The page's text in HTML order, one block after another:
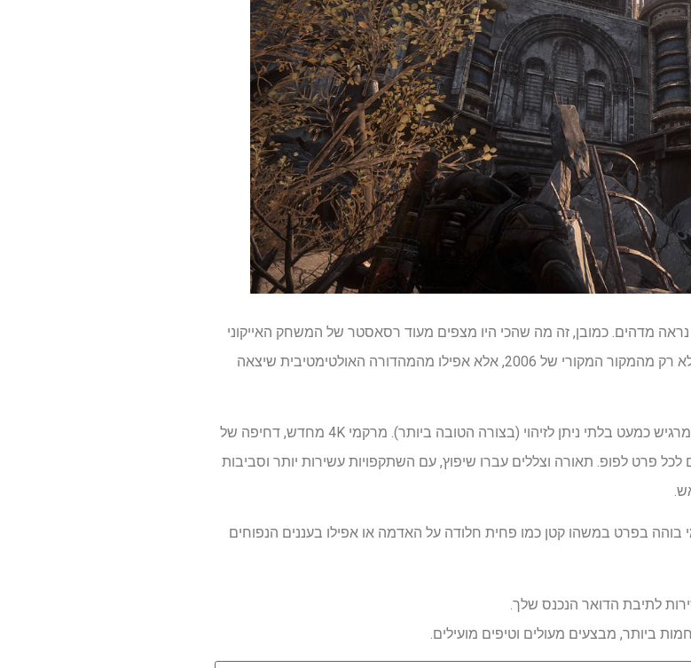
אני לא יכול להכחיש את Gears of War: Reloaded נראה מדהים. כמובן, זה מה שהכי היו מצפים מעוד רסאסטר של המשחק האייקוני
הזה, ואני יכול לומר בביטחון שזה צעד מובן מאליו. לא רק מהמקור המקורי של 2006, אלא אפילו מהמהדורה האולטימטיבית שיצאה
RELOADED מביא את עולם הסרה לחיים באופן שמרגיש כמעט בלתי ניתן לזיהוי (בצורה הטובה ביותר). מרקמי 4K מחדש, דחיפה של
לכל פרט לפופ. תאורה וצללים עברו שיפוץ, עם השתקפויות עשירות יותר וסביבות
בפרט במשהו קטן כמו פחית חלודה על האדמה או אפילו בעננים הנפוחים
לתיבת הדואר הנכנס שלך.